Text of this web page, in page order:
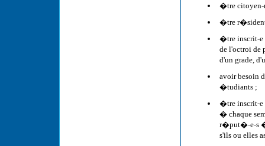
�tre citoyen-
�tre
�tre inscrit-e
de l'octroi de
d'un grade,
avoir besoin
�tudiants ;
�tre inscrit-e
� chaque
r�put�-e-s �
s'ils ou elles